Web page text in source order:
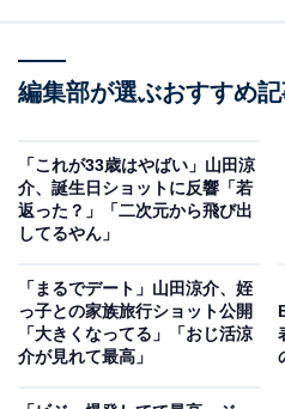
編集部が選ぶおすすめ
「これが33歳はやばい」山田涼
介、誕生日ショットに反響「若
返った？」「二次元から飛び出
してるやん」
「まるでデート」山田涼介、姪
っ子との家族旅行ショット公開
「大きくなってる」「おじ活涼
介が見れて最高」